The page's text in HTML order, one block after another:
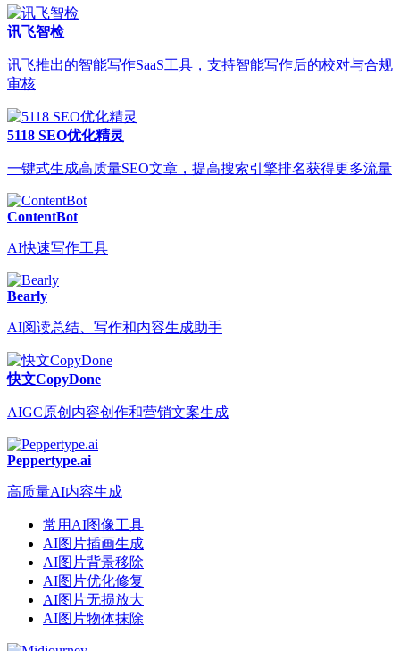
讯飞智检
讯飞推出的智能写作SaaS工具，支持智能写作后的校对与合规
审核
5118 SEO优化精灵
一键式生成高质量SEO文章，提高搜索引擎排名获得更多流量
ContentBot
AI快速写作工具
Bearly
AI阅读总结、写作和内容生成助手
快文CopyDone
AIGC原创内容创作和营销文案生成
Peppertype.ai
高质量AI内容生成
常用AI图像工具
AI图片插画生成
AI图片背景移除
AI图片优化修复
AI图片无损放大
AI图片物体抹除